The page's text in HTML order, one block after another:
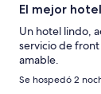
El mejor
Un hotel lindo,
servicio de
amable.
Se hospedó 2